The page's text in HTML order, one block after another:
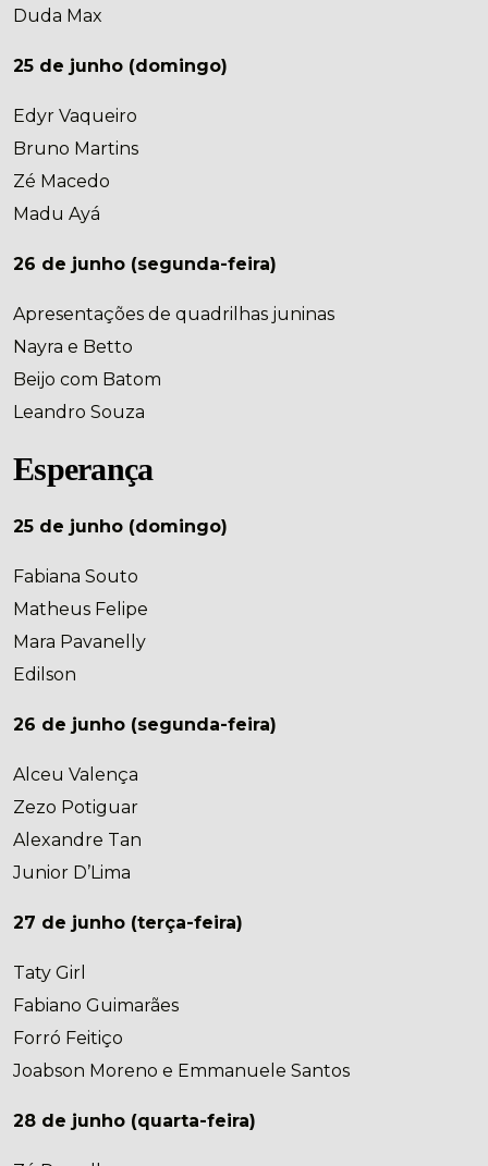
Duda Max
25 de junho (domingo)
Edyr Vaqueiro
Bruno Martins
Zé Macedo
Madu Ayá
26 de junho (segunda-feira)
Apresentações de quadrilhas juninas
Nayra e Betto
Beijo com Batom
Leandro Souza
Esperança
25 de junho (domingo)
Fabiana Souto
Matheus Felipe
Mara Pavanelly
Edilson
26 de junho (segunda-feira)
Alceu Valença
Zezo Potiguar
Alexandre Tan
Junior D’Lima
27 de junho (terça-feira)
Taty Girl
Fabiano Guimarães
Forró Feitiço
Joabson Moreno e Emmanuele Santos
28 de junho (quarta-feira)